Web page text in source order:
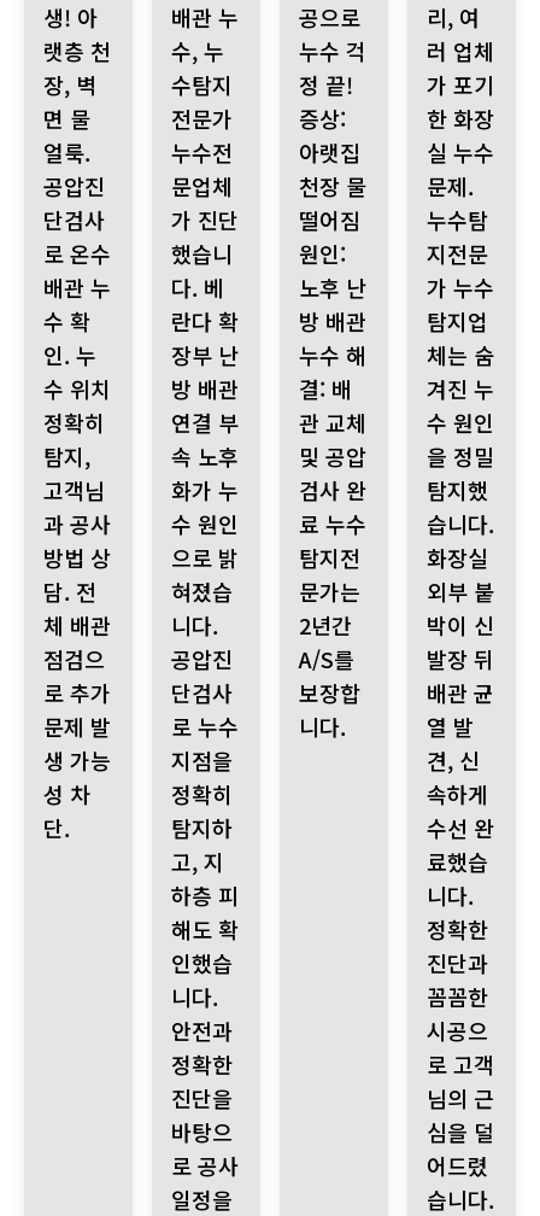
생! 아
랫층 천
장, 벽
면 물
얼룩.
공압진
단검사
로 온수
배관 누
수 확
인. 누
수 위치
정확히
탐지,
고객님
과 공사
방법 상
담. 전
체 배관
점검으
로 추가
문제 발
생 가능
성 차
단.
배관 누
수, 누
수탐지
전문가
누수전
문업체
가 진단
했습니
다. 베
란다 확
장부 난
방 배관
연결 부
속 노후
화가 누
수 원인
으로 밝
혀졌습
니다.
공압진
단검사
로 누수
지점을
정확히
탐지하
고, 지
하층 피
해도 확
인했습
니다.
안전과
정확한
진단을
바탕으
로 공사
일정을
공으로
누수 걱
정 끝!
증상:
아랫집
천장 물
떨어짐
원인:
노후 난
방 배관
누수 해
결: 배
관 교체
및 공압
검사 완
료 누수
탐지전
문가는
2년간
A/S를
보장합
니다.
리, 여
러 업체
가 포기
한 화장
실 누수
문제.
누수탐
지전문
가 누수
탐지업
체는 숨
겨진 누
수 원인
을 정밀
탐지했
습니다.
화장실
외부 붙
박이 신
발장 뒤
배관 균
열 발
견, 신
속하게
수선 완
료했습
니다.
정확한
진단과
꼼꼼한
시공으
로 고객
님의 근
심을 덜
어드렸
습니다.